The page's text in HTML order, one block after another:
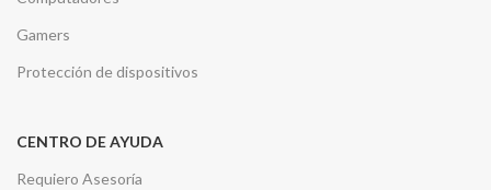
Gamers
Protección de dispositivos
CENTRO DE AYUDA
Requiero Asesoría